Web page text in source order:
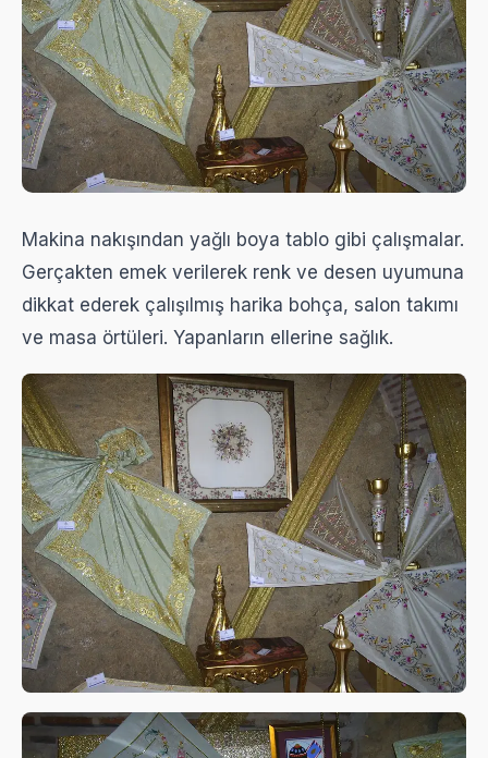
Makina nakışından yağlı boya tablo gibi çalışmalar.
Gerçakten emek verilerek renk ve desen uyumuna
dikkat ederek çalışılmış harika bohça, salon takımı
ve masa örtüleri. Yapanların ellerine sağlık.